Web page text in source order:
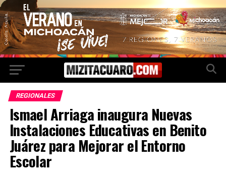
REGIONALES
Ismael Arriaga inaugura Nuevas
Instalaciones Educativas en Benito
Juárez para Mejorar el Entorno
Escolar